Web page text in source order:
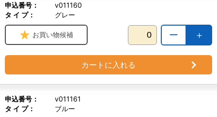
申込番号：
v011160
タ イ プ：
グレー
＋
ー
お買い物候補
カートに入れる
申込番号：
v011161
タ イ プ：
ブルー